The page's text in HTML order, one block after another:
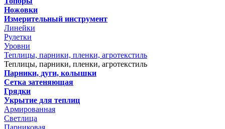
Ножовки
Измерительный инструмент
Линейки
Рулетки
Уровни
Теплицы, парники, пленки, агротекстиль
Теплицы, парники, пленки, агротекстиль
Парники, дуги, колышки
Сетка затеняющая
Грядки
Укрытие для теплиц
Армированная
Светлица
Парниковая